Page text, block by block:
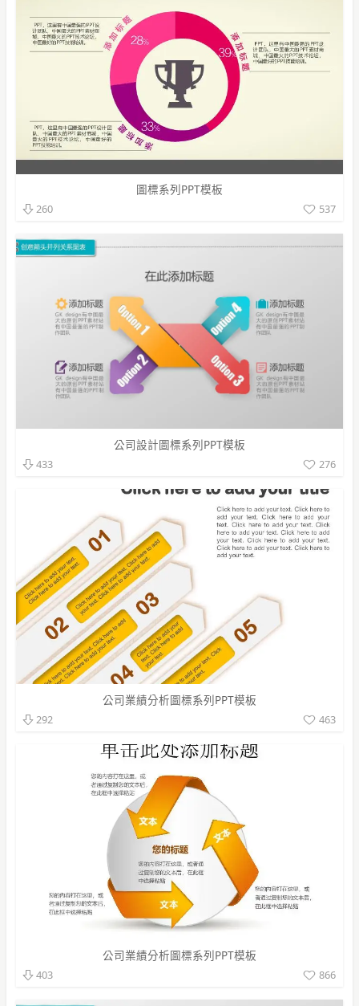
圖標系列PPT模板
260 537
公司設計圖標系列PPT模板
433 276
公司業績分析圖標系列PPT模板
292 463
公司業績分析圖標系列PPT模板
403 866